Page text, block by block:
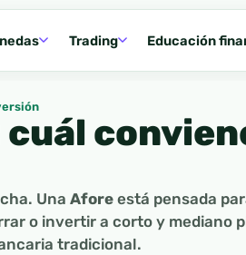
Trading Educación
cuál
Una Afore está pensada
o invertir a corto y mediano
tradicional.